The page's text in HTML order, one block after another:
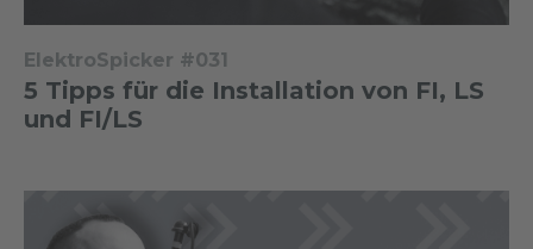
ElektroSpicker #031
5 Tipps für die Installation von FI, LS
und FI/LS